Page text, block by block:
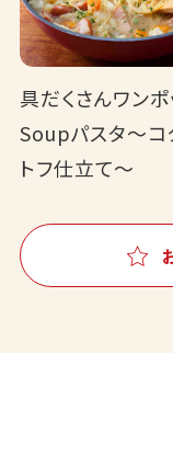
具だくさんワンポ
Soupパスタ～コ
トフ仕立て～